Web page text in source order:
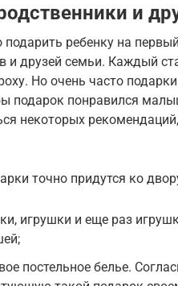
и
подарить ребенку на
и друзей семьи. Каждый
Но очень часто
подарок понравился
некоторых
точно придутся ко
игрушки и еще раз
постельное белье.